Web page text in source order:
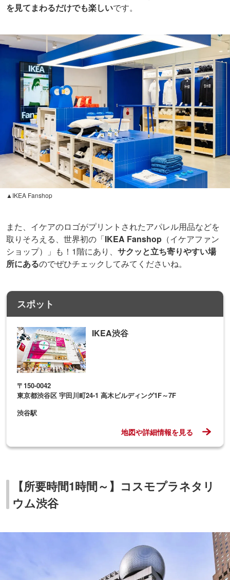
を見てまわるだけでも楽しいです。
▲IKEA Fanshop
また、イケアのロゴがプリントされたアパレル用品などを
取りそろえる、世界初の「IKEA Fanshop （イケアファン
ショップ）」も！1階にあり、 サクッと立ち寄りやすい場
所にあるのでぜひチェックしてみてくださいね。
スポット
IKEA渋谷
〒150-0042
東京都渋谷区 宇田川町24-1 高木ビルディング1F～7F
渋谷駅
地図や詳細情報を見る
【所要時間1時間～】コスモプラネタリ
ウム渋谷